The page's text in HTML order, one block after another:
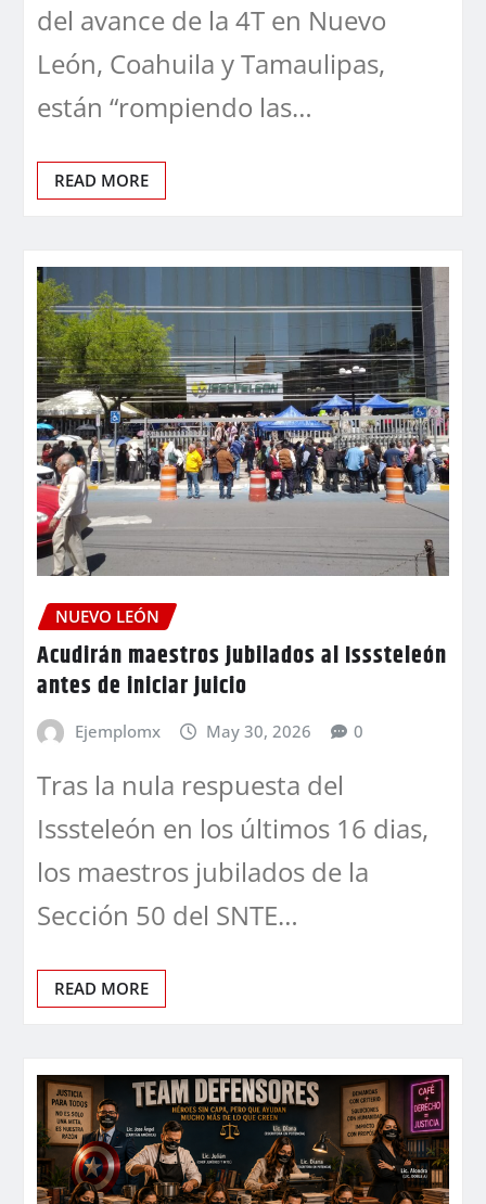
del avance de la 4T en Nuevo
León, Coahuila y Tamaulipas,
están “rompiendo las…
READ MORE
NUEVO LEÓN
Acudirán maestros jubilados al Isssteleón
antes de iniciar juicio
Ejemplomx May 30, 2026 0
Tras la nula respuesta del
Isssteleón en los últimos 16 dias,
los maestros jubilados de la
Sección 50 del SNTE…
READ MORE